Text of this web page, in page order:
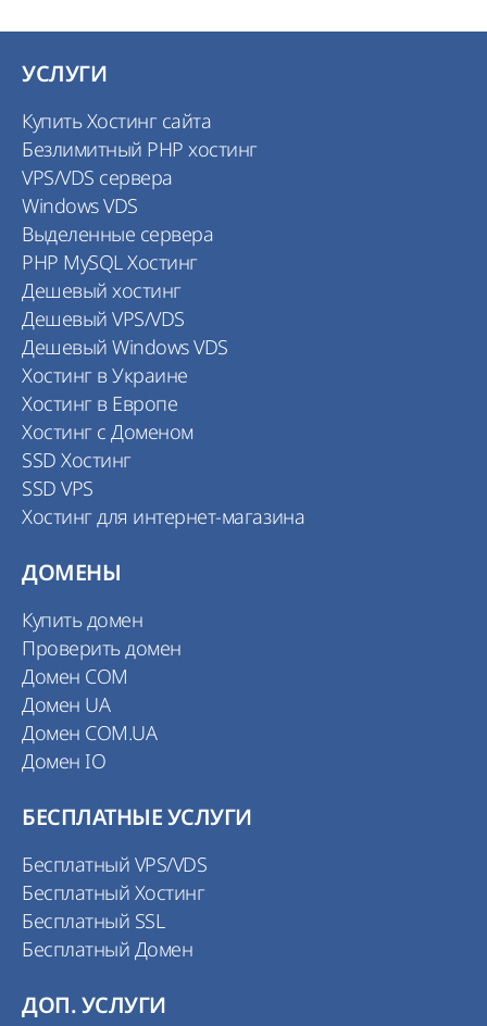
УСЛУГИ
Купить Хостинг сайта
Безлимитный PHP хостинг
VPS/VDS сервера
Windows VDS
Выделенные сервера
PHP MySQL Хостинг
Дешевый хостинг
Дешевый VPS/VDS
Дешевый Windows VDS
Хостинг в Украине
Хостинг в Европе
Хостинг с Доменом
SSD Хостинг
SSD VPS
Хостинг для интернет-магазина
ДОМЕНЫ
Купить домен
Проверить домен
Домен COM
Домен UA
Домен COM.UA
Домен IO
БЕСПЛАТНЫЕ УСЛУГИ
Бесплатный VPS/VDS
Бесплатный Хостинг
Бесплатный SSL
Бесплатный Домен
ДОП. УСЛУГИ